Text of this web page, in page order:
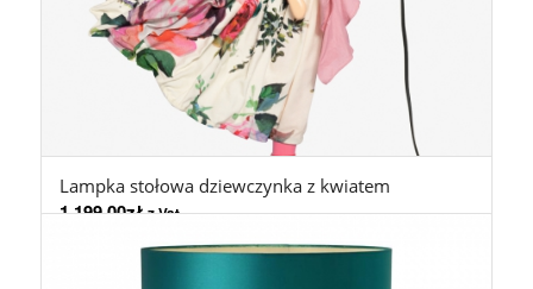
Lampka stołowa dziewczynka z kwiatem
1.199,00zł z Vat